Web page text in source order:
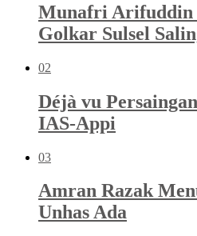
Munafri Arifuddin
Golkar Sulsel
02
Déjà vu
IAS-Appi
03
Amran Razak
Unhas Ada